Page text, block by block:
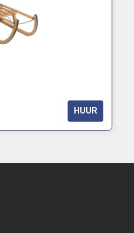
HUUR